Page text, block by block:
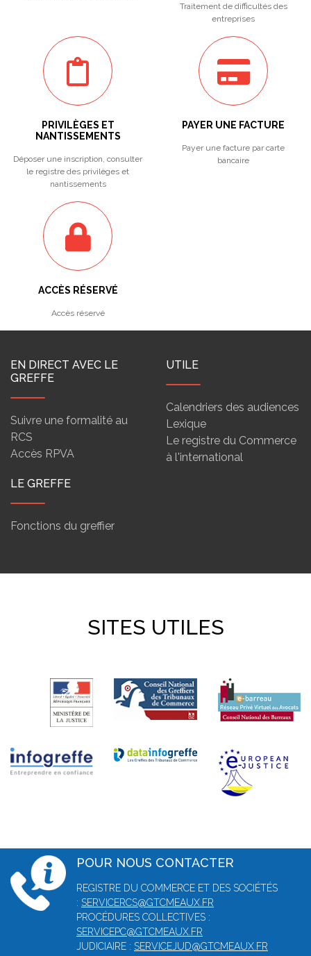
Traitement de difficultés des
entreprises
PRIVILÈGES ET
NANTISSEMENTS
Déposer une inscription, consulter
le registre des privilèges et
nantissements
PAYER UNE FACTURE
Payer une facture par carte
bancaire
ACCÈS RÉSERVÉ
Accès réservé
EN DIRECT AVEC LE
GREFFE
Suivre une formalité au
RCS
Accès RPVA
UTILE
Calendriers des audiences
Lexique
Le registre du Commerce
à l'international
LE GREFFE
Fonctions du greffier
SITES UTILES
POUR NOUS CONTACTER
REGISTRE DU COMMERCE ET DES SOCIÉTÉS
: SERVICERCS@GTCMEAUX.FR
PROCÉDURES COLLECTIVES :
SERVICEPC@GTCMEAUX.FR
JUDICIAIRE : SERVICEJUD@GTCMEAUX.FR